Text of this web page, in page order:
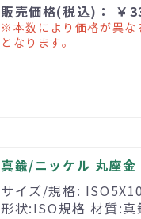
販売価格(税込)： ￥
※本数により価格が異な
となります。
真鍮/ニッケル 丸座
サイズ/規格:
形状:ISO規格 材質: